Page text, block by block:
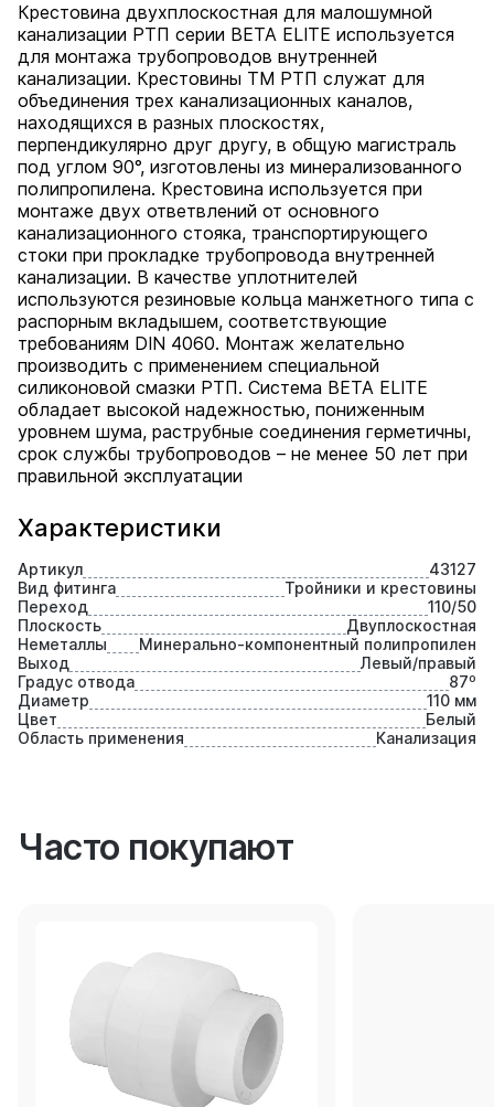
Характеристики
Артикул
43127
Вид фитинга
Тройники и крестовины
Переход
110/50
Плоскость
Двуплоскостная
Неметаллы
Минерально-компонентный полипропилен
Выход
Левый/правый
Градус отвода
87⁰
Диаметр
110 мм
Цвет
Белый
Область применения
Канализация
Крестовина двухплоскостная для малошумной
канализации РТП серии BETA ELITE используется
для монтажа трубопроводов внутренней
канализации. Крестовины ТМ РТП служат для
объединения трех канализационных каналов,
находящихся в разных плоскостях,
перпендикулярно друг другу, в общую магистраль
под углом 90°, изготовлены из минерализованного
полипропилена. Крестовина используется при
монтаже двух ответвлений от основного
канализационного стояка, транспортирующего
стоки при прокладке трубопровода внутренней
канализации. В качестве уплотнителей
используются резиновые кольца манжетного типа с
распорным вкладышем, соответствующие
требованиям DIN 4060. Монтаж желательно
производить с применением специальной
силиконовой смазки РТП. Система BETA ELITE
обладает высокой надежностью, пониженным
уровнем шума, раструбные соединения герметичны,
срок службы трубопроводов – не менее 50 лет при
правильной эксплуатации
Часто покупают